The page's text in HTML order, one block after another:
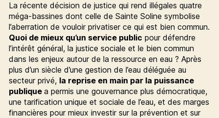
La récente décision de justice qui rend illégales quatre
méga-bassines dont celle de Sainte Soline symbolise
l’aberration de vouloir privatiser ce qui est bien commun.
Quoi de mieux qu’un service public pour défendre
l’intérêt général, la justice sociale et le bien commun
dans les enjeux autour de la ressource en eau ? Après
plus d’un siècle d’une gestion de l’eau déléguée au
secteur privé, la reprise en main par la puissance
publique a permis une gouvernance plus démocratique,
une tarification unique et sociale de l’eau, et des marges
financières pour mieux investir sur la prévention et sur